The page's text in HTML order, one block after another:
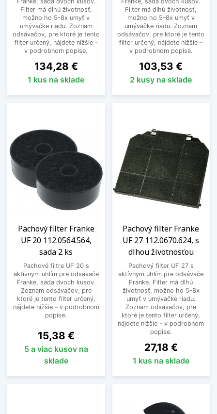
Filter má dlhú životnosť,
možno ho 5-8x umyť v
umývačke riadu. Zoznam
odsávačov, pre ktoré je tento
filter určený, nájdete nižšie -
v podrobnom popise.
Cena
134,28 €
1 kus na sklade
Filter má dlhú životnosť,
možno ho 5–8x umyť v
umývačke riadu. Zoznam
odsávačov, pre ktoré je tento
filter určený, nájdete nižšie –
v podrobnom popise.
Cena
103,53 €
2 kusy na sklade
Pachový filter Franke
UF 20 112.0564.564,
sada 2 ks
Pachové filtre UF 20 s
aktívnym uhlím pre odsávače
Franke, sada dvoch kusov.
Zoznam odsávačov, pre
ktoré je tento filter určený,
nájdete nižšie – v podrobnom
popise.
Cena
15,38 €
5 a viac kusov na
sklade
Pachový filter Franke
UF 27 112.0670.624, s
dlhou životnosťou
Pachový filter UF 27 s
aktívnym uhlím pre odsávače
Franke. Filter má dlhú
životnosť, možno ho 5-8x
umyť v umývačke riadu.
Zoznam odsávačov, pre
ktoré je tento filter určený,
nájdete nižšie - v podrobnom
popise.
Cena
27,18 €
1 kus na sklade